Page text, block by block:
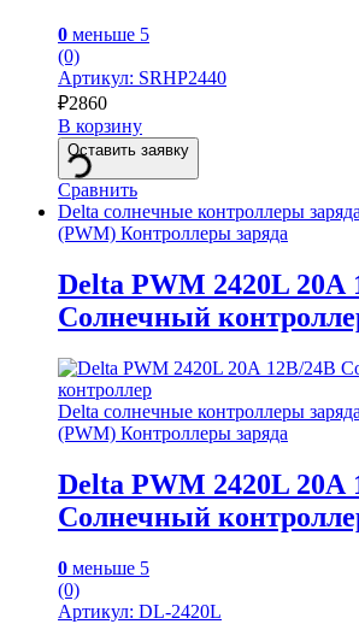
0 меньше 5
(0)
Артикул: SRHP2440
₽2860
В корзину
Оставить заявку
Сравнить
Delta солнечные контроллеры
(PWM) Контроллеры заряда
Delta PWM 2420L 20А
Солнечный
Delta солнечные контроллеры
(PWM) Контроллеры заряда
Delta PWM 2420L 20А
Солнечный
0 меньше 5
(0)
Артикул: DL-2420L